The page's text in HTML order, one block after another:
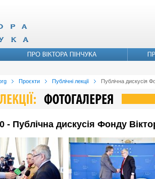
Проєкти Публічні лекції Публічна дискусія
- Публічна дискусія Фонду